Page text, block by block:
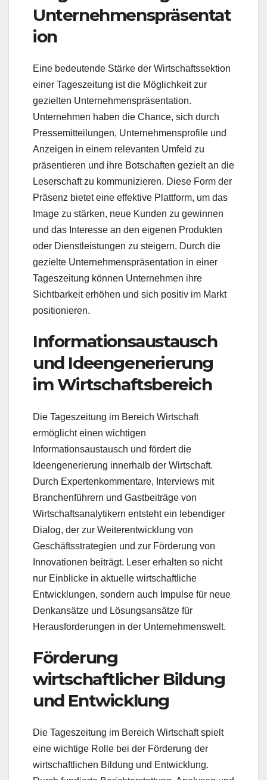
Unternehmenspräsentat
ion
Eine bedeutende Stärke der Wirtschaftssektion
einer Tageszeitung ist die Möglichkeit zur
gezielten Unternehmenspräsentation.
Unternehmen haben die Chance, sich durch
Pressemitteilungen, Unternehmensprofile und
Anzeigen in einem relevanten Umfeld zu
präsentieren und ihre Botschaften gezielt an die
Leserschaft zu kommunizieren. Diese Form der
Präsenz bietet eine effektive Plattform, um das
Image zu stärken, neue Kunden zu gewinnen
und das Interesse an den eigenen Produkten
oder Dienstleistungen zu steigern. Durch die
gezielte Unternehmenspräsentation in einer
Tageszeitung können Unternehmen ihre
Sichtbarkeit erhöhen und sich positiv im Markt
positionieren.
Informationsaustausch
und Ideengenerierung
im Wirtschaftsbereich
Die Tageszeitung im Bereich Wirtschaft
ermöglicht einen wichtigen
Informationsaustausch und fördert die
Ideengenerierung innerhalb der Wirtschaft.
Durch Expertenkommentare, Interviews mit
Branchenführern und Gastbeiträge von
Wirtschaftsanalytikern entsteht ein lebendiger
Dialog, der zur Weiterentwicklung von
Geschäftsstrategien und zur Förderung von
Innovationen beiträgt. Leser erhalten so nicht
nur Einblicke in aktuelle wirtschaftliche
Entwicklungen, sondern auch Impulse für neue
Denkansätze und Lösungsansätze für
Herausforderungen in der Unternehmenswelt.
Förderung
wirtschaftlicher Bildung
und Entwicklung
Die Tageszeitung im Bereich Wirtschaft spielt
eine wichtige Rolle bei der Förderung der
wirtschaftlichen Bildung und Entwicklung.